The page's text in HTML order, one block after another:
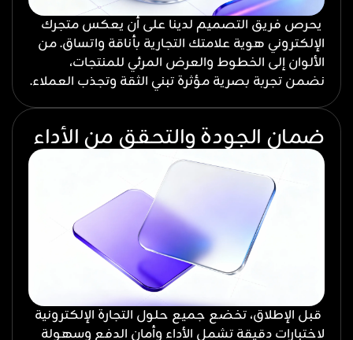
يحرص فريق التصميم لدينا على أن يعكس متجرك
الإلكتروني هوية علامتك التجارية بأناقة واتساق. من
الألوان إلى الخطوط والعرض المرئي للمنتجات،
نضمن تجربة بصرية مؤثرة تبني الثقة وتجذب العملاء.
ضمان الجودة والتحقق من الأداء
قبل الإطلاق، تخضع جميع حلول التجارة الإلكترونية
لاختبارات دقيقة تشمل الأداء وأمان الدفع وسهولة